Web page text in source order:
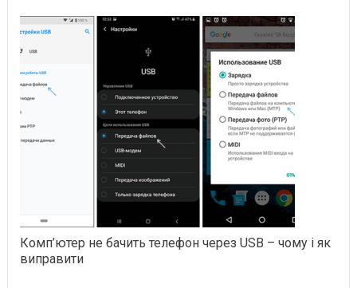
Комп’ютер не бачить телефон через USB – чому і як
виправити